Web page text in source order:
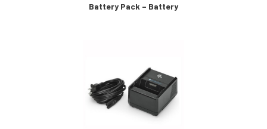
Battery Pack – Battery